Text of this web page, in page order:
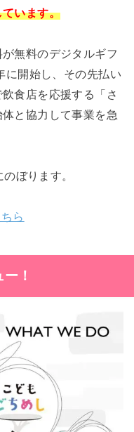
います。
無料のデジタルギフ
に開始し、その先払い
食店を応援する「さ
と協力して事業を急
ぼります。
ら
！